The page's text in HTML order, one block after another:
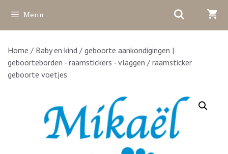
naar
de
Menu
Home / Baby en kind / geboorte aankondigingen |
geboorteborden - raamstickers - vlaggen / raamsticker
geboorte voetjes